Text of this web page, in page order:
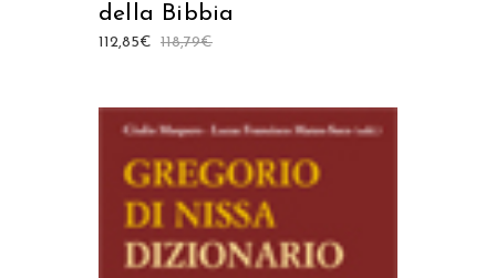
della Bibbia
118,79€
112,85€